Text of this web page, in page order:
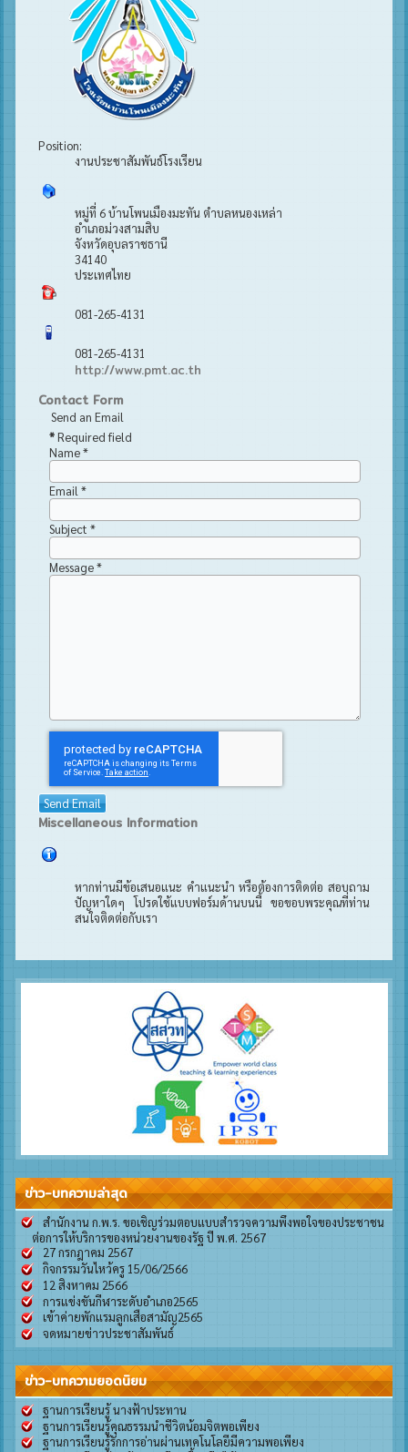
Position:
งานประชาสัมพันธ์โรงเรียน
หมู่ที่ 6 บ้านโพนเมืองมะทัน ตำบลหนองเหล่า
อำเภอม่วงสามสิบ
จังหวัดอุบลราชธานี
34140
ประเทศไทย
081-265-4131
081-265-4131
http://www.pmt.ac.th
Contact Form
Send an Email
*Required field
Name*
Email *
Subject *
Message*
Send Email
Miscellaneous Information
หากท่านมีข้อเสนอแนะ คำแนะนำ หรือต้องการติดต่อ สอบถาม
ปัญหาใดๆ โปรดใช้แบบฟอร์มด้านบนนี้ ขอขอบพระคุณที่ท่าน
สนใจติดต่อกับเรา
ข่าว-บทความล่าสุด
สำนักงาน ก.พ.ร. ขอเชิญร่วมตอบแบบสำรวจความพึงพอใจของประชาชน
ต่อการให้บริการของหน่วยงานของรัฐ ปี พ.ศ. 2567
27 กรกฎาคม 2567
กิจกรรมวันไหว้ครู 15/06/2566
12 สิงหาคม 2566
การแข่งขันกีฬาระดับอำเภอ2565
เข้าค่ายพักแรมลูกเสือสามัญ2565
จดหมายข่าวประชาสัมพันธ์
ข่าว-บทความยอดนิยม
ฐานการเรียนรู้ นางฟ้าประทาน
ฐานการเรียนรู้คุณธรรมนำชีวิตน้อมจิตพอเพียง
ฐานการเรียนรู้รักการอ่านผ่านเทคโนโลยีมีความพอเพียง